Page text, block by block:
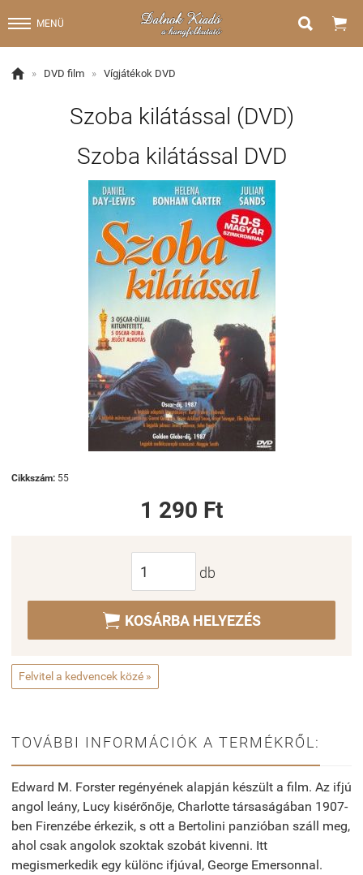
MENÜ  
 » DVD film » Vígjátékok DVD
Szoba kilátással (DVD)
Szoba kilátással DVD
Cikkszám: 55
1 290 Ft
db
 KOSÁRBA HELYEZÉS
Felvitel a kedvencek közé »
TOVÁBBI INFORMÁCIÓK A TERMÉKRŐL:
Edward M. Forster regényének alapján készült a film. Az ifjú
angol leány, Lucy kisérőnője, Charlotte társaságában 1907-
ben Firenzébe érkezik, s ott a Bertolini panzióban száll meg,
ahol csak angolok szoktak szobát kivenni. Itt
megismerkedik egy különc ifjúval, George Emersonnal.